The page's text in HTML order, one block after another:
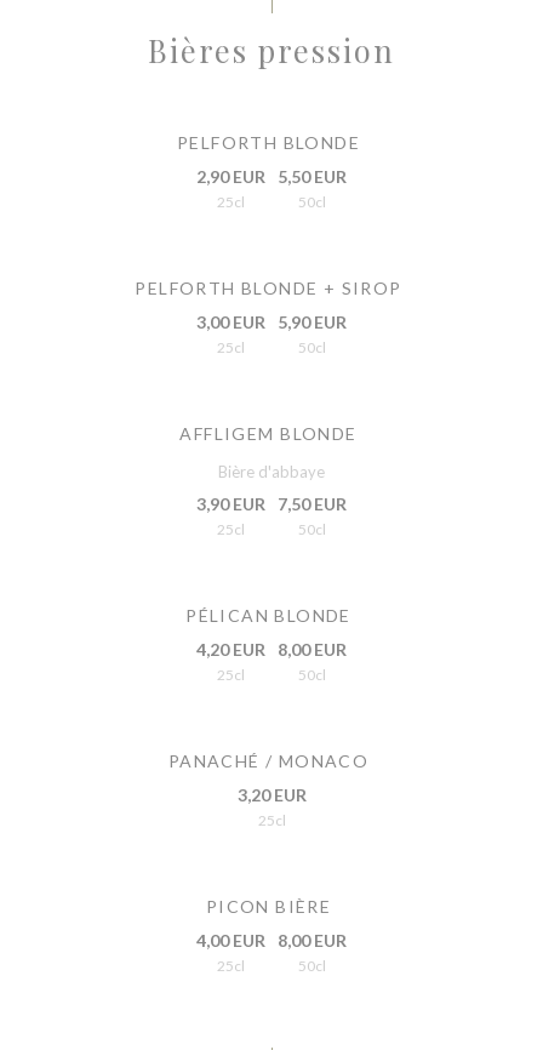
Bières pression
PELFORTH BLONDE
2,90 EUR
25cl
5,50 EUR
50cl
PELFORTH BLONDE + SIROP
3,00 EUR
25cl
5,90 EUR
50cl
AFFLIGEM BLONDE
Bière d'abbaye
3,90 EUR
25cl
7,50 EUR
50cl
PÉLICAN BLONDE
4,20 EUR
25cl
8,00 EUR
50cl
PANACHÉ / MONACO
3,20 EUR
25cl
PICON BIÈRE
4,00 EUR
25cl
8,00 EUR
50cl